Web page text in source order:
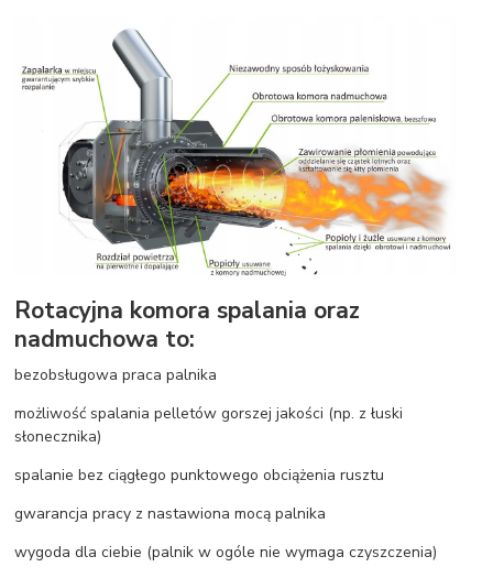
Rotacyjna komora spalania oraz
nadmuchowa to:
bezobsługowa praca palnika
możliwość spalania pelletów gorszej jakości (np. z łuski
słonecznika)
spalanie bez ciągłego punktowego obciążenia rusztu
gwarancja pracy z nastawiona mocą palnika
wygoda dla ciebie (palnik w ogóle nie wymaga czyszczenia)